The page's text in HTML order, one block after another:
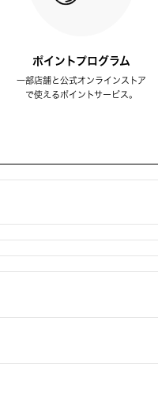
ポイントプログラム
一部店舗と公式オンラインストア
で使えるポイントサービス。